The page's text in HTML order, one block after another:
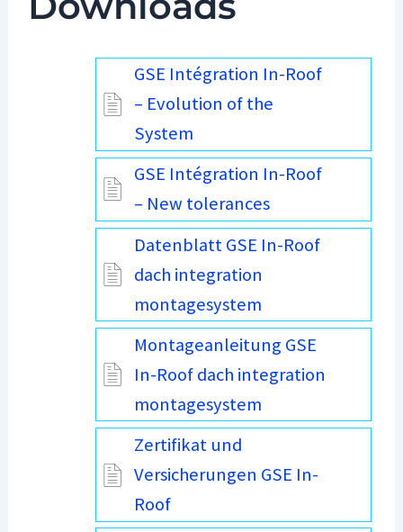
GSE Intégration In-Roof
– Evolution of the
System
GSE Intégration In-Roof
– New tolerances
Datenblatt GSE In-Roof
dach integration
montagesystem
Montageanleitung GSE
In-Roof dach integration
montagesystem
Zertifikat und
Versicherungen GSE In-
Roof